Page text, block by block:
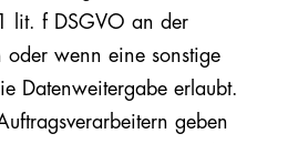
lit. f DSGVO an der
oder wenn eine sonstige
Datenweitergabe erlaubt.
geben